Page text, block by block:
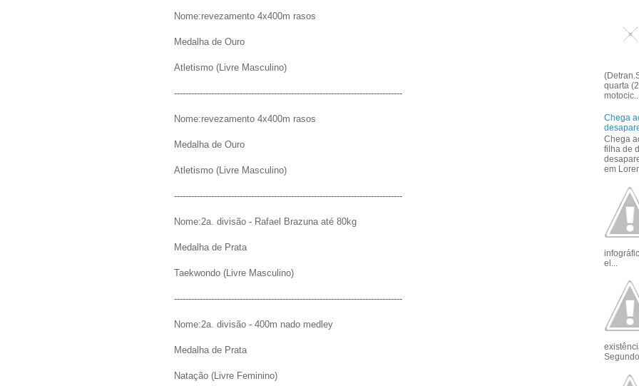
Nome:revezamento 4x400m rasos
Medalha de Ouro
Atletismo (Livre Masculino)
--------------------------------------------------------------------------------
Nome:revezamento 4x400m rasos
Medalha de Ouro
Atletismo (Livre Masculino)
--------------------------------------------------------------------------------
Nome:2a. divisão - Rafael Brazuna até 80kg
Medalha de Prata
Taekwondo (Livre Masculino)
--------------------------------------------------------------------------------
Nome:2a. divisão - 400m nado medley
Medalha de Prata
Natação (Livre Feminino)
quarta
Chega
Chega
filha de
em
el...